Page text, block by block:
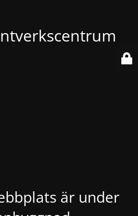
är under